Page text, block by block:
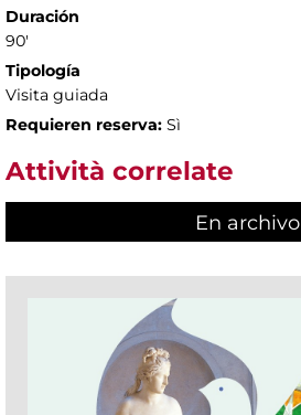
Duración
90'
Tipología
Visita guiada
Requieren reserva: Sì
Attività correlate
En archivo